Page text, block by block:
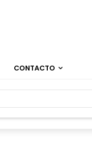
CONTACTO